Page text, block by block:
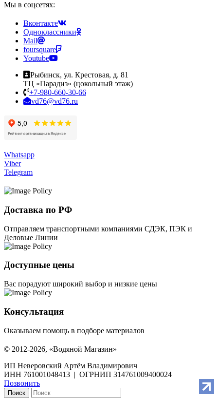
Мы в соцсетях:
Вконтакте
Одноклассники
Mail
foursquare
Youtube
Рыбинск, ул. Крестовая, д. 81
ТЦ «Парадиз» (цокольный этаж)
+7-980-660-30-66
vd76@vd76.ru
Whatsapp
Viber
Telegram
Доставка по РФ
Отправляем транспортными компаниями СДЭК, ПЭК и
Деловые Линии
Доступные цены
Вас порадуют широкий выбор и низкие цены
Консультация
Оказываем помощь в подборе материалов
© 2012-2026, «Водяной Магазин»
ИП Неверовский Артём Владимирович
ИНН 761001048413 | ОГРНИП 314761009400024
Позвонить
Поиск